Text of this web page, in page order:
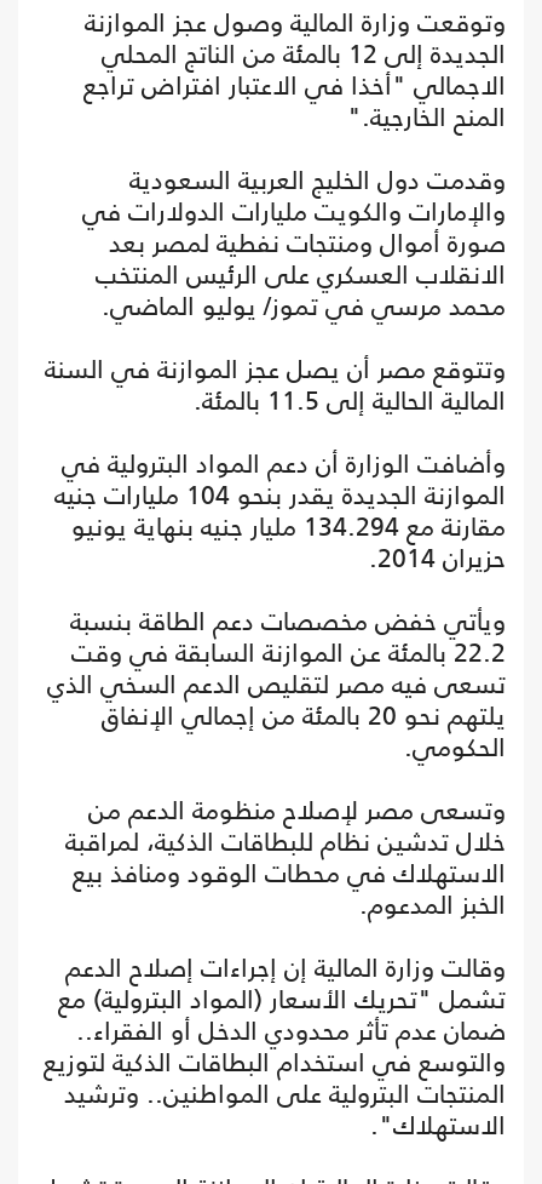
وتوقعت وزارة المالية وصول عجز الموازنة
الجديدة إلى 12 بالمئة من الناتج المحلي
الاجمالي "أخذا في الاعتبار افتراض تراجع
المنح الخارجية."
وقدمت دول الخليج العربية السعودية
والإمارات والكويت مليارات الدولارات في
صورة أموال ومنتجات نفطية لمصر بعد
الانقلاب العسكري على الرئيس المنتخب
محمد مرسي في تموز/ يوليو الماضي.
وتتوقع مصر أن يصل عجز الموازنة في السنة
المالية الحالية إلى 11.5 بالمئة.
وأضافت الوزارة أن دعم المواد البترولية في
الموازنة الجديدة يقدر بنحو 104 مليارات جنيه
مقارنة مع 134.294 مليار جنيه بنهاية يونيو
حزيران 2014.
ويأتي خفض مخصصات دعم الطاقة بنسبة
22.2 بالمئة عن الموازنة السابقة في وقت
تسعى فيه مصر لتقليص الدعم السخي الذي
يلتهم نحو 20 بالمئة من إجمالي الإنفاق
الحكومي.
وتسعى مصر لإصلاح منظومة الدعم من
خلال تدشين نظام للبطاقات الذكية، لمراقبة
الاستهلاك في محطات الوقود ومنافذ بيع
الخبز المدعوم.
وقالت وزارة المالية إن إجراءات إصلاح الدعم
تشمل "تحريك الأسعار (المواد البترولية) مع
ضمان عدم تأثر محدودي الدخل أو الفقراء..
والتوسع في استخدام البطاقات الذكية لتوزيع
المنتجات البترولية على المواطنين.. وترشيد
الاستهلاك".